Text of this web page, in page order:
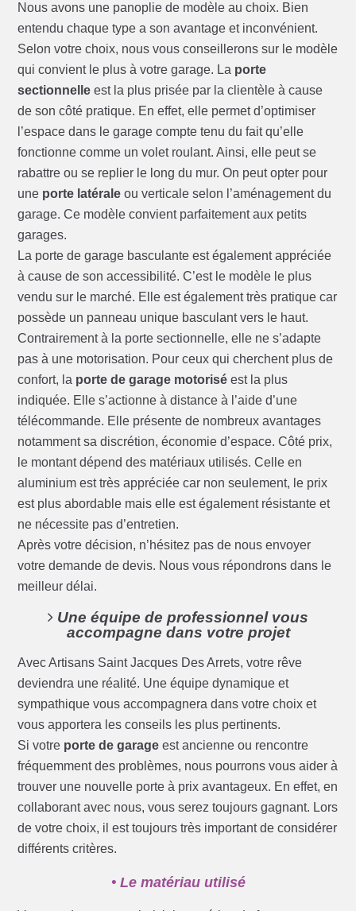
Nous avons une panoplie de modèle au choix. Bien
entendu chaque type a son avantage et inconvénient.
Selon votre choix, nous vous conseillerons sur le modèle
qui convient le plus à votre garage. La porte
sectionnelle est la plus prisée par la clientèle à cause
de son côté pratique. En effet, elle permet d’optimiser
l’espace dans le garage compte tenu du fait qu’elle
fonctionne comme un volet roulant. Ainsi, elle peut se
rabattre ou se replier le long du mur. On peut opter pour
une porte latérale ou verticale selon l’aménagement du
garage. Ce modèle convient parfaitement aux petits
garages.
La porte de garage basculante est également appréciée
à cause de son accessibilité. C’est le modèle le plus
vendu sur le marché. Elle est également très pratique car
possède un panneau unique basculant vers le haut.
Contrairement à la porte sectionnelle, elle ne s’adapte
pas à une motorisation. Pour ceux qui cherchent plus de
confort, la porte de garage motorisé est la plus
indiquée. Elle s’actionne à distance à l’aide d’une
télécommande. Elle présente de nombreux avantages
notamment sa discrétion, économie d’espace. Côté prix,
le montant dépend des matériaux utilisés. Celle en
aluminium est très appréciée car non seulement, le prix
est plus abordable mais elle est également résistante et
ne nécessite pas d’entretien.
Après votre décision, n’hésitez pas de nous envoyer
votre demande de devis. Nous vous répondrons dans le
meilleur délai.
Une équipe de professionnel vous
accompagne dans votre projet
Avec Artisans Saint Jacques Des Arrets, votre rêve
deviendra une réalité. Une équipe dynamique et
sympathique vous accompagnera dans votre choix et
vous apportera les conseils les plus pertinents.
Si votre porte de garage est ancienne ou rencontre
fréquemment des problèmes, nous pourrons vous aider à
trouver une nouvelle porte à prix avantageux. En effet, en
collaborant avec nous, vous serez toujours gagnant. Lors
de votre choix, il est toujours très important de considérer
différents critères.
• Le matériau utilisé